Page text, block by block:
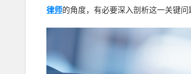
律师的角度，有必要深入剖析这一关键问